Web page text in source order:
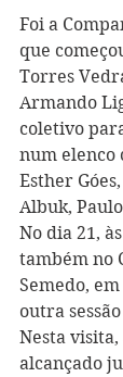
Foi a
que
Torres
Armando
coletivo
num elenco
Esther
Albuk,
No dia 21,
também no
Semedo,
outra
Nesta visita,
alcançado